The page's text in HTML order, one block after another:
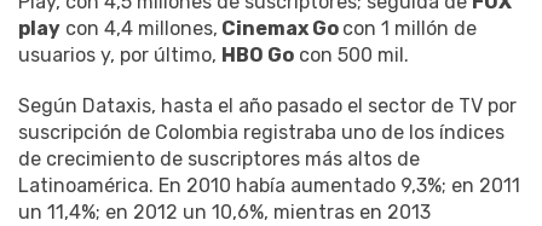
play con 4,4 millones, Cinemax Go con 1 millón de
usuarios y, por último, HBO Go con 500 mil.
Según Dataxis, hasta el año pasado el sector de TV por
suscripción de Colombia registraba uno de los índices
de crecimiento de suscriptores más altos de
Latinoamérica. En 2010 había aumentado 9,3%; en 2011
un 11,4%; en 2012 un 10,6%, mientras en 2013